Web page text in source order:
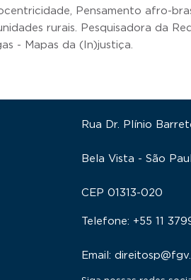
Pensamento afro-
rurais. Pesquisadora da
- Mapas da (In)justiça.
Rua Dr. Plínio
Bela Vista - São
CEP 01313-020
Telefone: +55 11
Email: